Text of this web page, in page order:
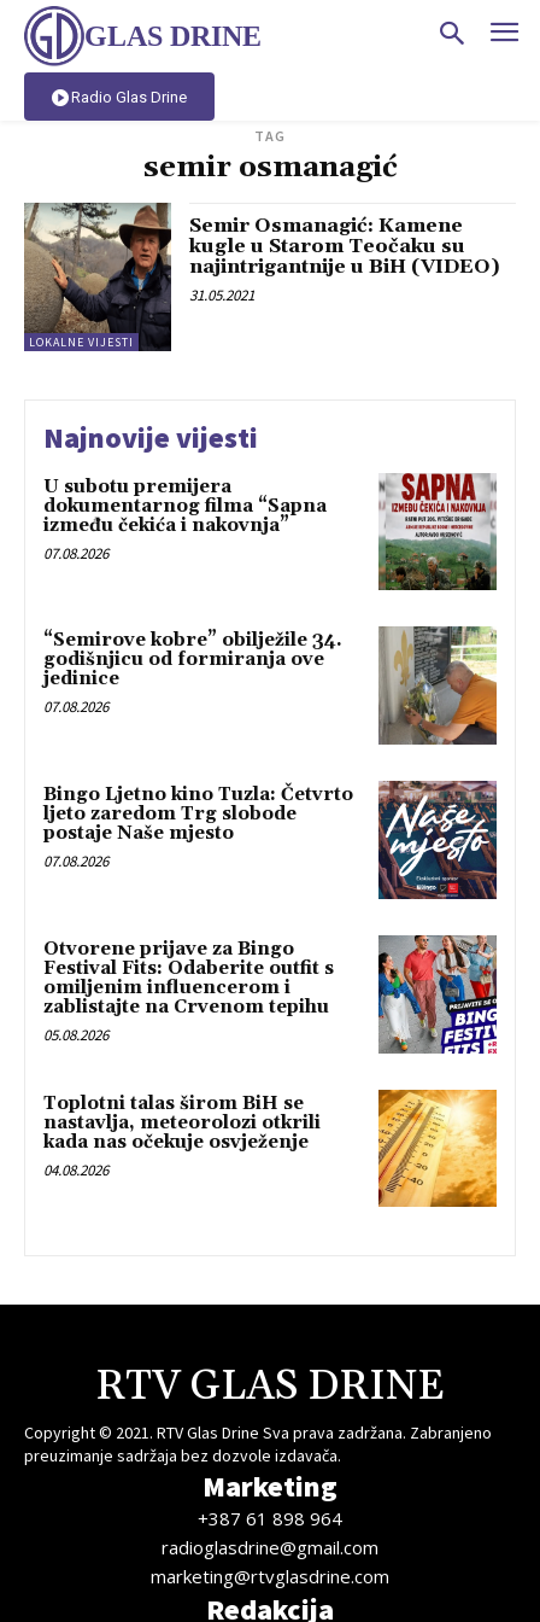
GLAS DRINE
Radio Glas Drine
TAG
semir osmanagić
LOKALNE VIJESTI
Semir Osmanagić: Kamene
kugle u Starom Teočaku su
najintrigantnije u BiH (VIDEO)
31.05.2021
Najnovije vijesti
U subotu premijera
dokumentarnog filma “Sapna
između čekića i nakovnja”
07.08.2026
“Semirove kobre” obilježile 34.
godišnjicu od formiranja ove
jedinice
07.08.2026
Bingo Ljetno kino Tuzla: Četvrto
ljeto zaredom Trg slobode
postaje Naše mjesto
07.08.2026
Otvorene prijave za Bingo
Festival Fits: Odaberite outfit s
omiljenim influencerom i
zablistajte na Crvenom tepihu
05.08.2026
Toplotni talas širom BiH se
nastavlja, meteorolozi otkrili
kada nas očekuje osvježenje
04.08.2026
RTV GLAS DRINE
Copyright © 2021. RTV Glas Drine Sva prava zadržana. Zabranjeno
preuzimanje sadržaja bez dozvole izdavača.
Marketing
+387 61 898 964
radioglasdrine@gmail.com
marketing@rtvglasdrine.com
Redakcija